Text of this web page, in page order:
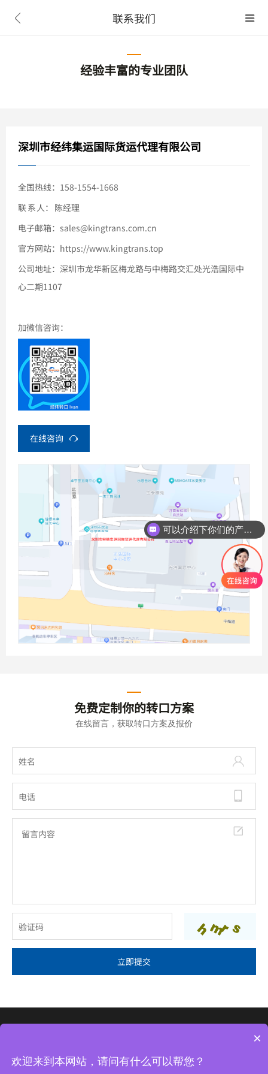
 联系我们 
经验丰富的专业团队
深圳市经纬集运国际货运代理有限公司
全国热线：158-1554-1668
联 系 人： 陈经理
电子邮箱：sales@kingtrans.com.cn
官方网站：https://www.kingtrans.top
公司地址：深圳市龙华新区梅龙路与中梅路交汇处光浩国际中
心二期1107
加微信咨询：
在线咨询
免费定制你的转口方案
在线留言，获取转口方案及报价


立即提交
可以介绍下你们的产品么？
×
欢迎来到本网站，请问有什么可以帮您？